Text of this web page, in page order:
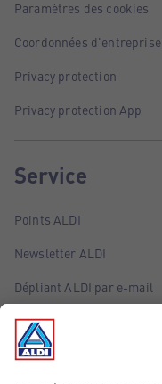
Paramètres des cookies
Coordonnées d'entreprise
Privacy protection
Privacy protection App
Service
Points ALDI
Newsletter ALDI
Dépliant ALDI par e-mail
Offres
Infos essentielles